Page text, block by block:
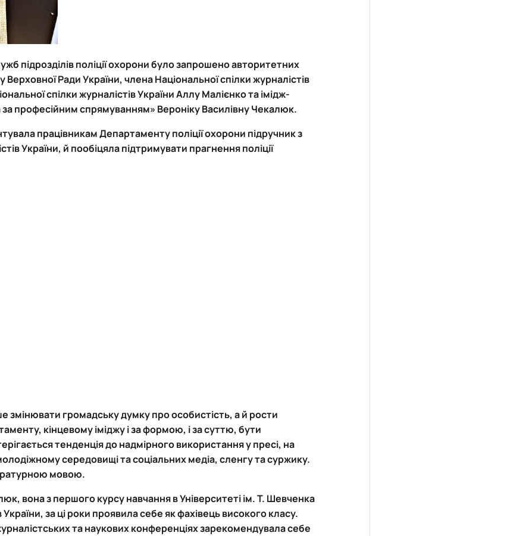
підрозділів поліції охорони було запрошено авторитетних
Ради України, члена Національної спілки журналістів
спілки журналістів України Аллу Малієнко та імідж-
професійним спрямуванням» Вероніку Василівну Чекалюк.
працівникам Департаменту поліції охорони підручник з
України, й пообіцяла підтримувати прагнення поліції
змінювати громадську думку про особистість, а й рости
кінцевому іміджу і за формою, і за суттю, бути
тенденція до надмірного використання у пресі, на
середовищі та соціальних медіа, сленгу та суржику.
мовою.
вона з першого курсу навчання в Університеті ім. Т. Шевченка
за ці роки проявила себе як фахівець високого класу.
та наукових конференціях зарекомендувала себе